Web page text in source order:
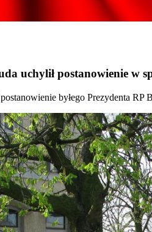
uchylił postanowienie w
byłego Prezydenta RP